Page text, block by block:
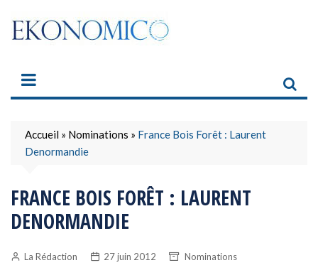
content
Accueil » Nominations » France Bois Forêt : Laurent
Denormandie
FRANCE BOIS FORÊT : LAURENT
DENORMANDIE
La Rédaction 27 juin 2012 Nominations